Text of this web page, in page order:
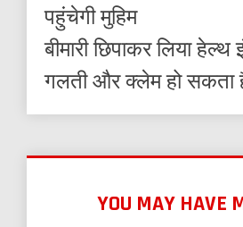
पहुंचेगी मुहिम
बीमारी छिपाकर लिया
गलती और क्लेम हो सकता
YOU MAY HAVE